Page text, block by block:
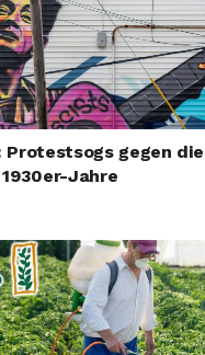
Protestsogs gegen
Jahre